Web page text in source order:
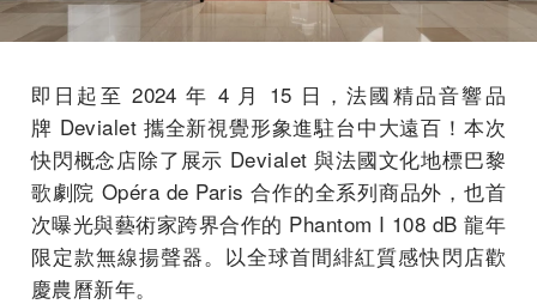
即日起至 2024 年 4 月 15 日，法國精品音響品
牌 Devialet 攜全新視覺形象進駐台中大遠百！本次
快閃概念店除了展示 Devialet 與法國文化地標巴黎
歌劇院 Opéra de Paris 合作的全系列商品外，也首
次曝光與藝術家跨界合作的 Phantom I 108 dB 龍年
限定款無線揚聲器。以全球首間緋紅質感快閃店歡
慶農曆新年。